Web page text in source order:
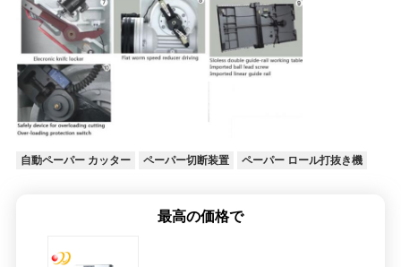
自動ペーパー カッター ペーパー切断装置 ペーパー ロール打抜き機
最高の価格で